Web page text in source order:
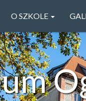
O SZKOLE